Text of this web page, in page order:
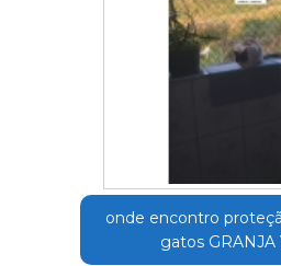
onde encontro
gatos GRANJA